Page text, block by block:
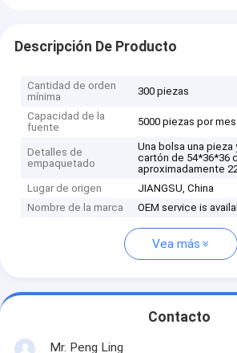
Descripción De Producto
Cantidad de orden
mínima
300 piezas
Capacidad de la
fuente
5000 piezas por mes
Detalles de
empaquetado
Una bolsa una pieza
cartón de 54*36*36
aproximadamente
Lugar de origen
JIANGSU, China
Nombre de la marca
OEM service is
Vea más
Contacto
Mr. Peng Ling